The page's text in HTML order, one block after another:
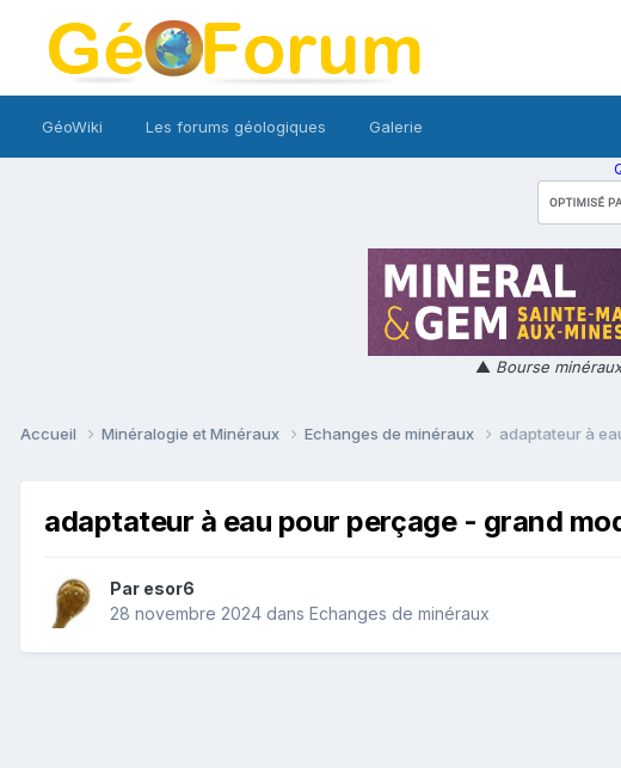
GéoWiki Les forums géologiques Galerie
▲ Bourse
Accueil Minéralogie et Minéraux Echanges de minéraux adaptateur à
adaptateur à eau pour perçage - grand
Par esor6
28 novembre 2024 dans Echanges de minéraux